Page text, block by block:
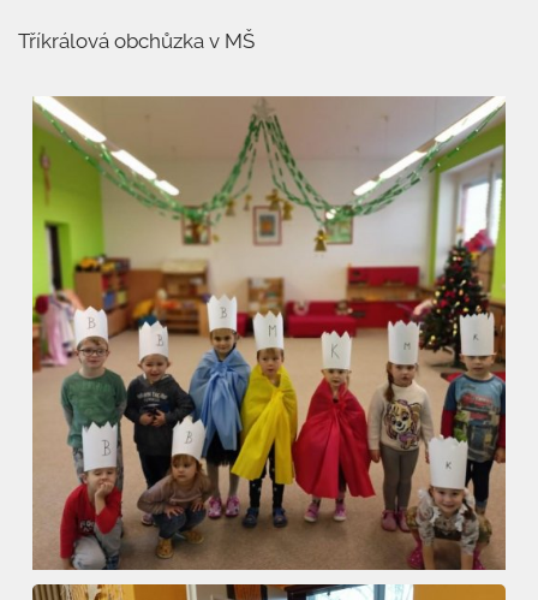
Tříkrálová obchůzka v MŠ